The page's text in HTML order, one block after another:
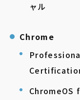
ャル
Chrome